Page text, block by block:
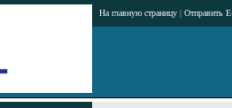
На главную страницу | Отправить